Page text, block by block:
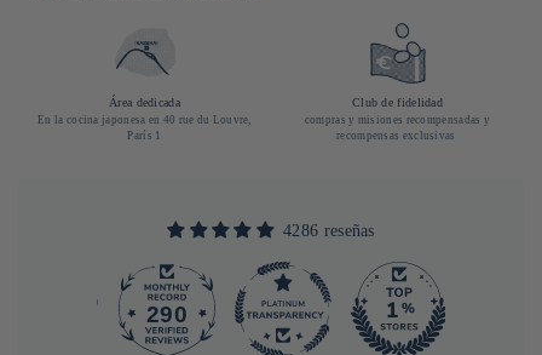
Área dedicada
En la cocina japonesa en 40 rue du Louvre,
París 1
Club de fidelidad
compras y misiones recompensadas y
recompensas exclusivas
4286 reseñas
290